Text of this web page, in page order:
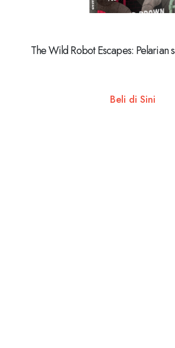
The Wild Robot Escapes: Pelarian
Beli di Sini